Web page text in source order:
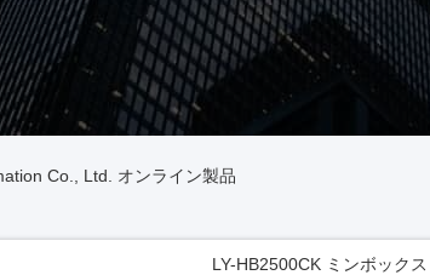
Co., Ltd. オンライン製品
LY-HB2500CK ミンボックス